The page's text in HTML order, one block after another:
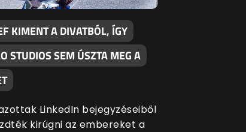
KIMENT A DIVATBÓL, ÍGY
STUDIOS SEM ÚSZTA MEG A
LinkedIn bejegyzéseiből
kirúgni az embereket a